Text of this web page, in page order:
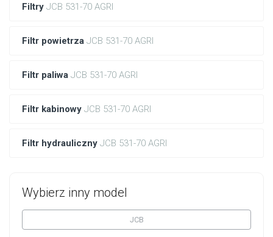
Filtry JCB 531-70 AGRI
Filtr powietrza JCB 531-70 AGRI
Filtr paliwa JCB 531-70 AGRI
Filtr kabinowy JCB 531-70 AGRI
Filtr hydrauliczny JCB 531-70 AGRI
Wybierz inny model
JCB